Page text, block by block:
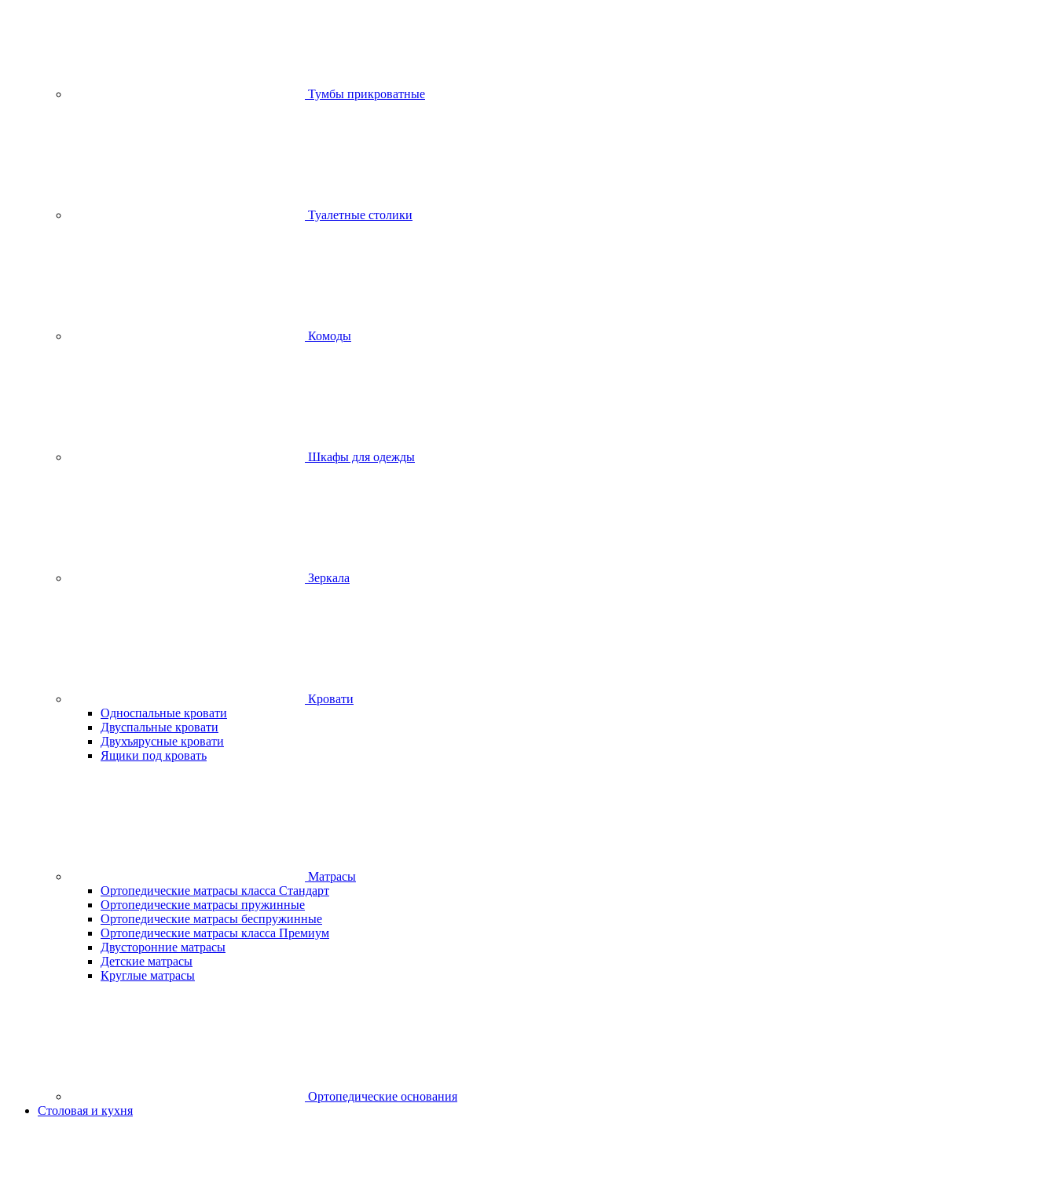
Тумбы прикроватные
Туалетные столики
Комоды
Шкафы для одежды
Зеркала
Кровати
Односпальные кровати
Двуспальные кровати
Двухъярусные кровати
Ящики под кровать
Матрасы
Ортопедические матрасы класса Стандарт
Ортопедические матрасы пружинные
Ортопедические матрасы беспружинные
Ортопедические матрасы класса Премиум
Двусторонние матрасы
Детские матрасы
Круглые матрасы
Ортопедические основания
Столовая и кухня